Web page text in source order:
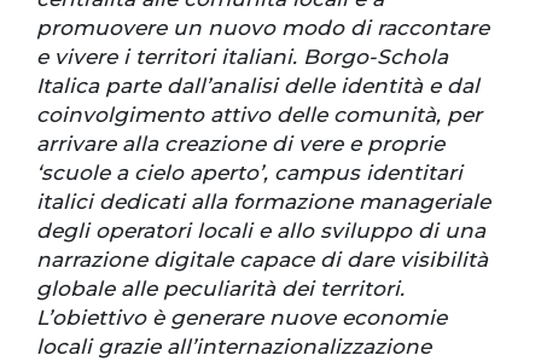
promuovere un nuovo modo di raccontare
e vivere i territori italiani. Borgo-Schola
Italica parte dall’analisi delle identità e dal
coinvolgimento attivo delle comunità, per
arrivare alla creazione di vere e proprie
‘scuole a cielo aperto’, campus identitari
italici dedicati alla formazione manageriale
degli operatori locali e allo sviluppo di una
narrazione digitale capace di dare visibilità
globale alle peculiarità dei territori.
L’obiettivo è generare nuove economie
locali grazie all’internazionalizzazione